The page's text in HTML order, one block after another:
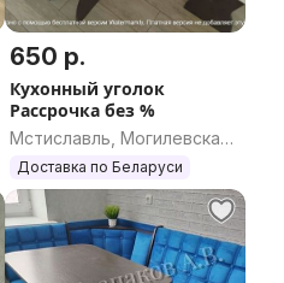
650 р.
Кухонный уголок
Рассрочка без %
Мстиславль, Могилевская
область
Доставка по Беларуси